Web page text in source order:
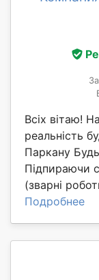
Всіх вітаю!
реальність
Паркану
Підпираючи
(зварні
Подробнее